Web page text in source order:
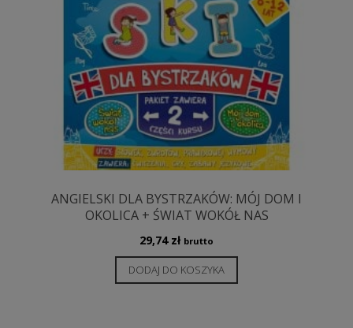
ANGIELSKI DLA BYSTRZAKÓW: MÓJ DOM I
OKOLICA + ŚWIAT WOKÓŁ NAS
29,74 zł brutto
DODAJ DO KOSZYKA